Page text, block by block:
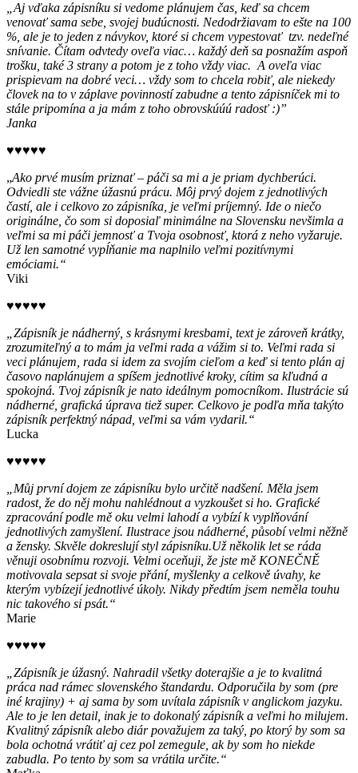
„Aj vďaka zápisníku si vedome plánujem čas, keď sa chcem
venovať sama sebe, svojej budúcnosti. Nedodržiavam to ešte na 100
%, ale je to jeden z návykov, ktoré si chcem vypestovať tzv. nedeľné
snívanie. Čítam odvtedy oveľa viac… každý deň sa posnažím aspoň
trošku, také 3 strany a potom je z toho vždy viac. A oveľa viac
prispievam na dobré veci… vždy som to chcela robiť, ale niekedy
človek na to v záplave povinností zabudne a tento zápisníček mi to
stále pripomína a ja mám z toho obrovskúúú radosť :)”
Janka
♥♥♥♥♥
„Ako prvé musím priznať – páči sa mi a je priam dychberúci.
Odviedli ste vážne úžasnú prácu. Môj prvý dojem z jednotlivých
častí, ale i celkovo zo zápisníka, je veľmi príjemný. Ide o niečo
originálne, čo som si doposiaľ minimálne na Slovensku nevšimla a
veľmi sa mi páči jemnosť a Tvoja osobnosť, ktorá z neho vyžaruje.
Už len samotné vypĺňanie ma naplnilo veľmi pozitívnymi
emóciami.“
Viki
♥♥♥♥♥
„Zápisník je nádherný, s krásnymi kresbami, text je zároveň krátky,
zrozumiteľný a to mám ja veľmi rada a vážim si to. Veľmi rada si
veci plánujem, rada si idem za svojím cieľom a keď si tento plán aj
časovo naplánujem a spíšem jednotlivé kroky, cítim sa kľudná a
spokojná. Tvoj zápisník je nato ideálnym pomocníkom. Ilustrácie sú
nádherné, grafická úprava tiež super. Celkovo je podľa mňa takýto
zápisník perfektný nápad, veľmi sa vám vydaril.“
Lucka
♥♥♥♥♥
„Můj první dojem ze zápisníku bylo určitě nadšení. Měla jsem
radost, že do něj mohu nahlédnout a vyzkoušet si ho. Grafické
zpracování podle mě oku velmi lahodí a vybízí k vyplňování
jednotlivých zamyšlení. Ilustrace jsou nádherné, působí velmi něžně
a žensky. Skvěle dokreslují styl zápisníku.Už několik let se ráda
věnuji osobnímu rozvoji. Velmi oceňuji, že jste mě KONEČNĚ
motivovala sepsat si svoje přání, myšlenky a celkově úvahy, ke
kterým vybízejí jednotlivé úkoly. Nikdy předtím jsem neměla touhu
nic takového si psát.“
Marie
♥♥♥♥♥
„Zápisník je úžasný. Nahradil všetky doterajšie a je to kvalitná
práca nad rámec slovenského štandardu. Odporučila by som (pre
iné krajiny) + aj sama by som uvítala zápisník v anglickom jazyku.
Ale to je len detail, inak je to dokonalý zápisník a veľmi ho milujem.
Kvalitný zápisník alebo diár považujem za taký, po ktorý by som sa
bola ochotná vrátiť aj cez pol zemegule, ak by som ho niekde
zabudla. Po tento by som sa vrátila určite.“